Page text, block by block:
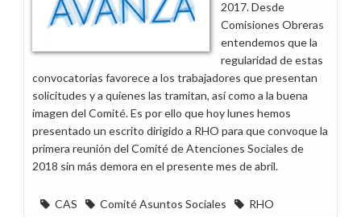
2017. Desde
Comisiones Obreras
entendemos que la
regularidad de estas
convocatorias favorece a los trabajadores que presentan
solicitudes y a quienes las tramitan, así como a la buena
imagen del Comité. Es por ello que hoy lunes hemos
presentado un escrito dirigido a RHO para que convoque la
primera reunión del Comité de Atenciones Sociales de
2018 sin más demora en el presente mes de abril.
CAS Comité Asuntos Sociales RHO